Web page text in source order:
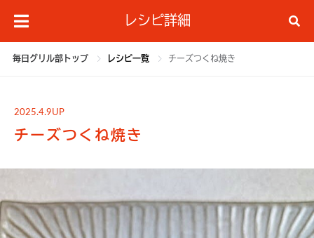
レシピ詳細
毎日グリル部トップ レシピ一覧 チーズつくね焼き
2025.4.9UP
チーズつくね焼き